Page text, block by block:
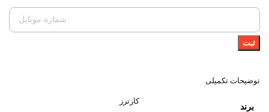
ثبت
توضیحات تکمیلی
برند
کارترز